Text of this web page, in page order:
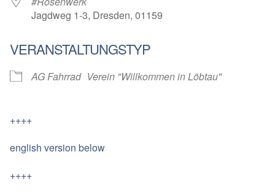
Jagdweg 1-3, Dresden, 01159
VERANSTALTUNGSTYP
AG Fahrrad Verein "Willkommen in Löbtau"
++++
english version below
++++